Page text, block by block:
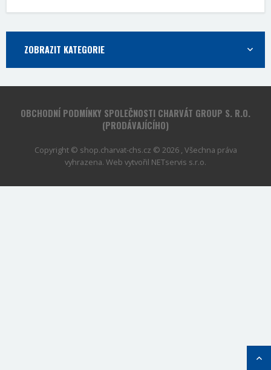
ZOBRAZIT KATEGORIE
OBCHODNÍ PODMÍNKY SPOLEČNOSTI CHARVÁT GROUP S. R.O.
(PRODÁVAJÍCÍHO)
Copyright © shop.charvat-chs.cz © 2026 , Všechna práva
vyhrazena. Web vytvořil NETservis s.r.o.